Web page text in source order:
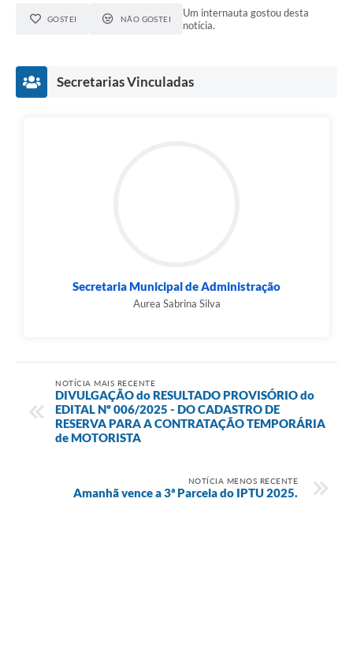
GOSTEI NÃO GOSTEI
Um internauta gostou desta
notícia.
Secretarias Vinculadas
Secretaria Municipal de Administração
Aurea Sabrina Silva
NOTÍCIA MAIS RECENTE
DIVULGAÇÃO do RESULTADO PROVISÓRIO do
EDITAL Nº 006/2025 - DO CADASTRO DE
RESERVA PARA A CONTRATAÇÃO TEMPORÁRIA
de MOTORISTA
NOTÍCIA MENOS RECENTE
Amanhã vence a 3ª Parcela do IPTU 2025.